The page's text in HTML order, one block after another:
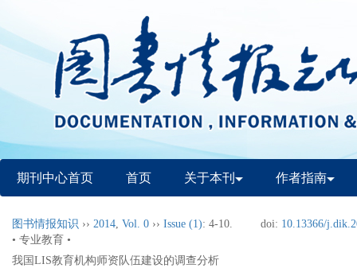
期刊中心首页 首页 关于本刊 作者指南
图书情报知识 ›› 2014, Vol. 0 ›› Issue (1): 4-10. doi: 10.13366/
• 专业教育 •
我国LIS教育机构师资队伍建设的调查分析